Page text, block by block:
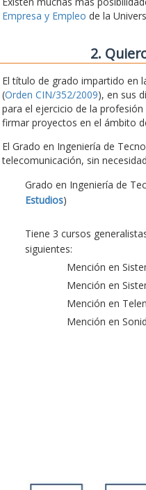
Empresa y Empleo de la
2.
El título de grado impartido en
(Orden CIN/352/2009), en sus
para el ejercicio de la
firmar proyectos en el ámbito
El Grado en Ingeniería de
telecomunicación, sin
Grado en Ingeniería de
Estudios)
Tiene 3 cursos
siguientes:
Mención en
Mención en
Mención en
Mención en